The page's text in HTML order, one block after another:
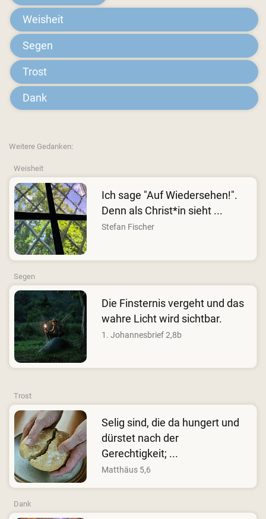
Weisheit
Segen
Trost
Dank
Weitere Gedanken:
Weisheit
Ich sage "Auf Wiedersehen!".
Denn als Christ*in sieht ...
Stefan Fischer
Segen
Die Finsternis vergeht und das
wahre Licht wird sichtbar.
1. Johannesbrief 2,8b
Trost
Selig sind, die da hungert und
dürstet nach der
Gerechtigkeit; ...
Matthäus 5,6
Dank